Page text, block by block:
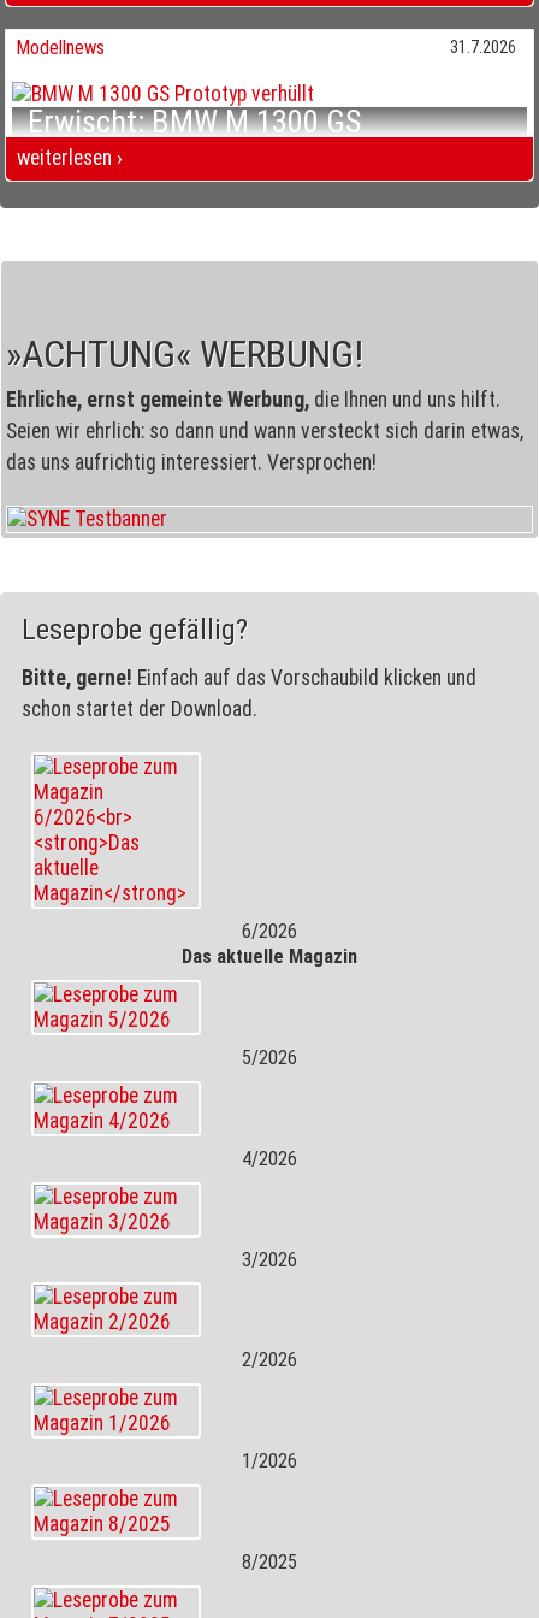
Erwischt: BMW R 20 Bayerns dickstes Ding
31.7.2026
Modellnews
Erwischt: BMW M 1300 GS
Mehr Offroad, mehr Luxus?
weiterlesen ›
Erwischt: BMW M 1300 GS Mehr Offroad, mehr Luxus?
»ACHTUNG« WERBUNG!
Ehrliche, ernst gemeinte Werbung, die Ihnen und uns hilft.
Seien wir ehrlich: so dann und wann versteckt sich darin etwas,
das uns aufrichtig interessiert. Versprochen!
Leseprobe gefällig?
Bitte, gerne! Einfach auf das Vorschaubild klicken und
schon startet der Download.
6/2026
Das aktuelle Magazin
5/2026
4/2026
3/2026
2/2026
1/2026
8/2025